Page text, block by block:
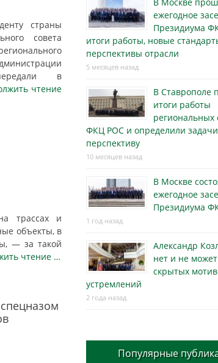
страны
совета
в
чтение
трассах и
объекты, в
— за такой
чтение …
ежегодное
Президиума
итоги работы, новые
перспективы отрасли
5 месяцев назад
В Ставрополе
итоги работы
региональных
ФКЦ РОС и определили
перспективу
10 месяцев назад
В Москве
ежегодное
Президиума
1 год назад
Александр
нет и не
скрытых
устремлений
2 года назад
Популярные